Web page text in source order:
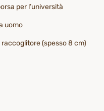
per l’università
uomo
(spesso 8 cm)